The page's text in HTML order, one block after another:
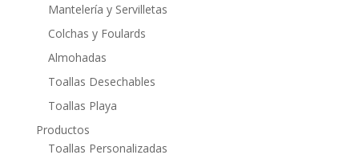
Mantelería y Servilletas
Colchas y Foulards
Almohadas
Toallas Desechables
Toallas Playa
Productos
Toallas Personalizadas